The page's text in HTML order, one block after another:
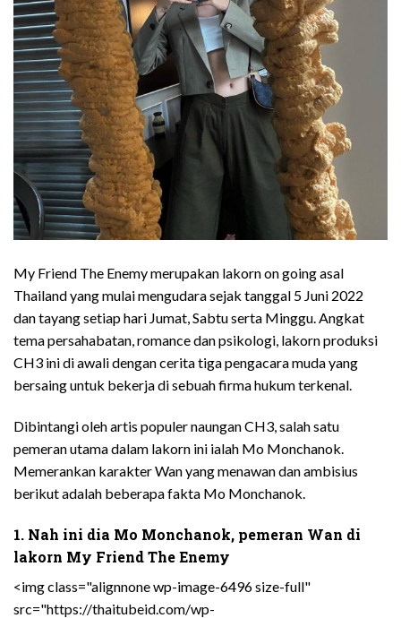
My Friend The Enemy merupakan lakorn on going asal
Thailand yang mulai mengudara sejak tanggal 5 Juni 2022
dan tayang setiap hari Jumat, Sabtu serta Minggu. Angkat
tema persahabatan, romance dan psikologi, lakorn produksi
CH3 ini di awali dengan cerita tiga pengacara muda yang
bersaing untuk bekerja di sebuah firma hukum terkenal.
Dibintangi oleh artis populer naungan CH3, salah satu
pemeran utama dalam lakorn ini ialah Mo Monchanok.
Memerankan karakter Wan yang menawan dan ambisius
berikut adalah beberapa fakta Mo Monchanok.
1. Nah ini dia Mo Monchanok, pemeran Wan di
lakorn My Friend The Enemy
<img class="alignnone wp-image-6496 size-full"
src="https://thaitubeid.com/wp-